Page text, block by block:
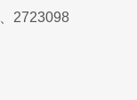
2723098